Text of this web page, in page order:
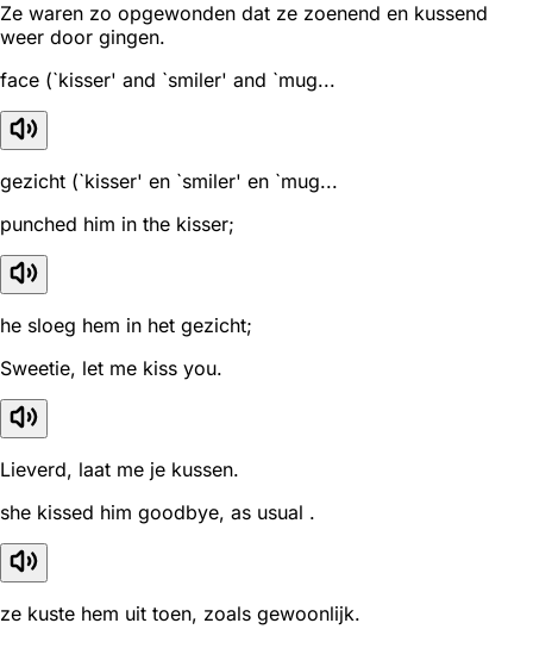
Ze waren zo opgewonden dat ze zoenend en kussend
weer door gingen.
face (`kisser' and `smiler' and `mug...
gezicht (`kisser' en `smiler' en `mug...
punched him in the kisser;
he sloeg hem in het gezicht;
Sweetie, let me kiss you.
Lieverd, laat me je kussen.
she kissed him goodbye, as usual .
ze kuste hem uit toen, zoals gewoonlijk.